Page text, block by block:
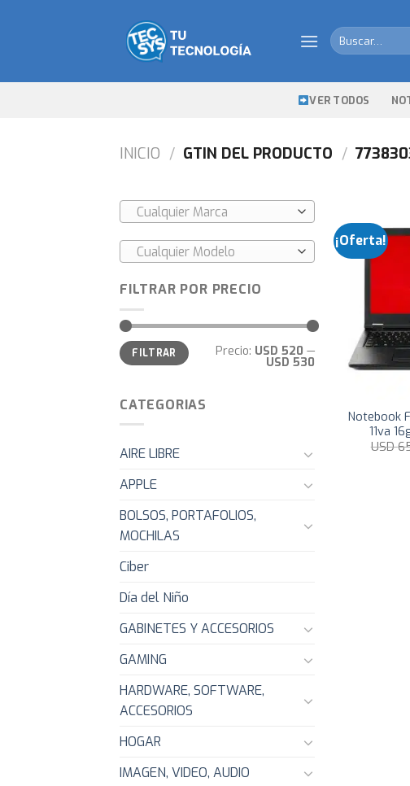
Buscar
por:
VER TODOS
INICIO / GTIN DEL PRODUCTO /
Cualquier Marca
Cualquier Modelo
FILTRAR POR PRECIO
Precio
mínimo
Precio
máximo
FILTRAR Precio: USD 520 —
USD 530
CATEGORIAS
AIRE LIBRE
APPLE
BOLSOS, PORTAFOLIOS,
MOCHILAS
Ciber
Día del Niño
GABINETES Y ACCESORIOS
GAMING
HARDWARE, SOFTWARE,
ACCESORIOS
HOGAR
IMAGEN, VIDEO, AUDIO
¡Oferta!
Notebook
11va
USD